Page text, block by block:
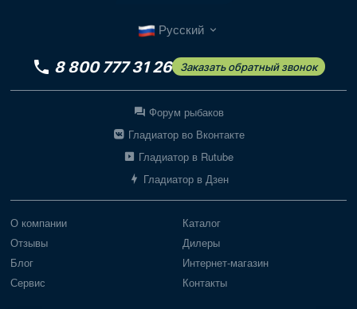
Русский
8 800 777 31 26 Заказать обратный звонок
Форум рыбаков
Гладиатор во Вконтакте
Гладиатор в Rutube
Гладиатор в Дзен
О компании
Отзывы
Блог
Сервис
Каталог
Дилеры
Интернет-магазин
Контакты